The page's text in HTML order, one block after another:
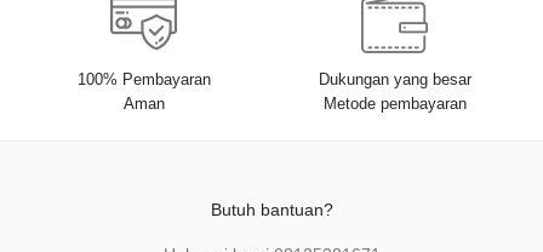
100% Pembayaran
Aman
Dukungan yang besar
Metode pembayaran
Butuh bantuan?